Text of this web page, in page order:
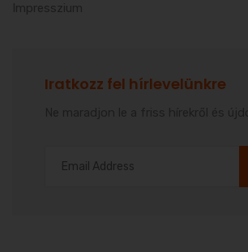
Impresszium
Iratkozz fel hírlevelünkre